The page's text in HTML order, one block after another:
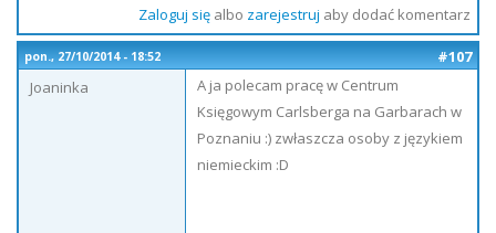
Zaloguj sięalbo zarejestruj aby dodać komentarz
pon., 27/10/2014 - 18:52
#107
Joaninka
A ja polecam pracę w Centrum
Księgowym Carlsberga na Garbarach w
Poznaniu :) zwłaszcza osoby z językiem
niemieckim :D